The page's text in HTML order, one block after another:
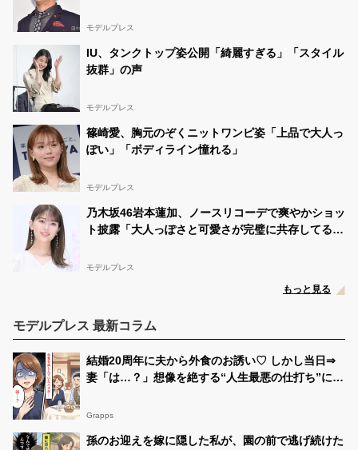
モデルプレス
IU、タンクトップ姿公開「綺麗すぎる」「スタイル
抜群」の声
モデルプレス
篠崎愛、胸元のぞくニットワンピ姿「上品で大人っ
ぽい」「ボディライン憧れる」
モデルプレス
乃木坂46岩本蓮加、ノースリコーデで爽やかショッ
ト披露「大人っぽさと可愛さが完璧に共存してる」
モデルプレス
もっと見る
モデルプレス 最新コラム
結婚20周年に夫から外食のお誘い♡ しかし当日⇒
妻「は…？」想像を絶する“人生最悪の仕打ち”に凍
Grapps
孫のお迎えを嫁に隠した私が、園の前で逃げ続けた